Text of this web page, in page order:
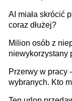
Ustaw
AI miała skrócić
coraz dłużej?
Milion osób z
niewykorzystany
dofinansowań
stronie systemu i
pracodawców
Przerwy w pracy
wybranych. Kto